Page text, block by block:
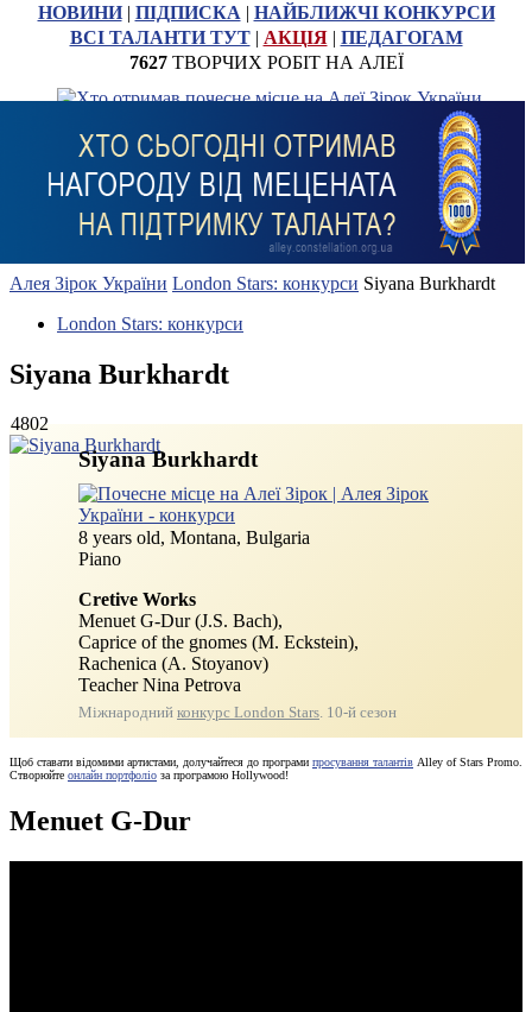
НОВИНИ| ПІДПИСКА | НАЙБЛИЖЧІ КОНКУРСИ
ВСІ ТАЛАНТИ ТУТ| АКЦІЯ| ПЕДАГОГАМ
7627ТВОРЧИХ РОБІТ НА АЛЕЇ
Алея Зірок України London Stars: конкурси Siyana Burkhardt
London Stars: конкурси
Siyana Burkhardt
4802
Siyana Burkhardt
8 years old, Montana, Bulgaria
Piano
Cretive Works
Menuet G-Dur (J.S. Bach),
Caprice of the gnomes (M. Eckstein),
Rachenica (A. Stoyanov)
Teacher Nina Petrova
Міжнародний конкурс London Stars . 10-й сезон
Щоб ставати відомими артистами, долучайтеся до програми просування талантів Alley of Stars Promo.
Створюйте онлайн портфоліо за програмою Hollywood!
Menuet G-Dur